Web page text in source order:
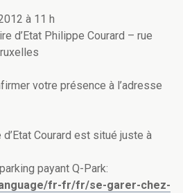
à 11 h
d’Etat Philippe Courard – rue
votre présence à l’adresse
Courard est situé juste à
payant Q-Park:
fr-fr/fr/se-garer-chez-